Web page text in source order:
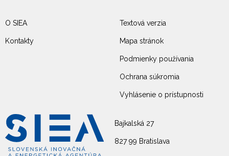
Bajkalská 27
827 99 Bratislava
O SIEA
Kontakty
Textová verzia
Mapa stránok
Podmienky používania
Ochrana súkromia
Vyhlásenie o prístupnosti